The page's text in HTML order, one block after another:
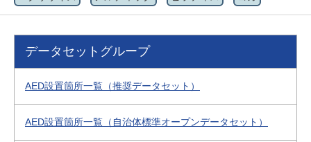
データセットグループ
AED設置箇所一覧（推奨データセット）
AED設置箇所一覧（自治体標準オープンデータセット）